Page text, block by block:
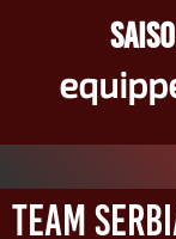
Team